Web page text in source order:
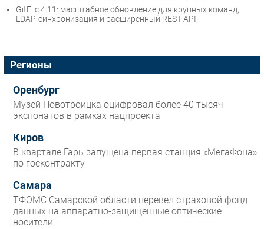
GitFlic 4.11: масштабное обновление для крупных команд,
LDAP-синхронизация и расширенный REST API
Регионы
Оренбург
Музей Новотроицка оцифровал более 40 тысяч
экспонатов в рамках нацпроекта
Киров
В квартале Гарь запущена первая станция «МегаФона»
по госконтракту
Самара
ТФОМС Самарской области перевел страховой фонд
данных на аппаратно-защищенные оптические
носители